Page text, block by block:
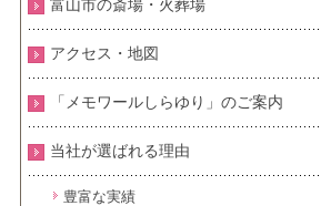
富山市の斎場・火葬場
アクセス・地図
「メモワールしらゆり」のご案内
当社が選ばれる理由
豊富な実績